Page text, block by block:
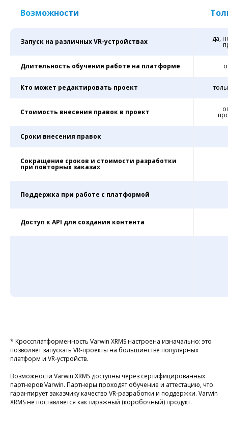
Возможности
Запуск на различных VR-устройствах да,
Длительность обучения работе на платформе
Кто может редактировать проект
Стоимость внесения правок в проект
Сроки внесения правок
Сокращение сроков и стоимости разработки
при повторных заказах
Поддержка при работе с платформой
Доступ к API для создания контента
* Кроссплатформенность Varwin XRMS настроена изначально: это
позволяет запускать VR-проекты на большинстве популярных
платформ и VR-устройств.
Возможности Varwin XRMS доступны через сертифицированных
партнеров Varwin. Партнеры проходят обучение и аттестацию, что
гарантирует заказчику качество VR-разработки и поддержки. Varwin
XRMS не поставляется как тиражный (коробочный) продукт.